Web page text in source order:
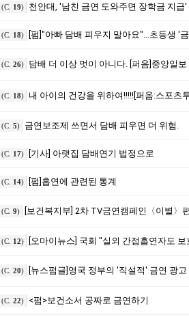
(C. 19) 천안대, '남친 금연 도와주면 장학금 지급'
(C. 18) [펌]"아빠 담배 피우지 말아요"…초등생 '금연 교육' 부모에 특효
(C. 26) 담배 더 이상 멋이 아니다. [퍼옴]중앙일보
(C. 18) 내 아이의 건강을 위하여!!!!![퍼옴:스포츠투데
(C. 5) 금연보조제 쓰면서 담배 피우면 더 위험.
(C. 17) [기사] 아랫집 담배연기 법정으로
(C. 14) [펌]흡연에 관련된 통계
(C. 9) [보건복지부] 2차 TV금연캠페인〈이별〉편 방영
(C. 12) [오마이뉴스] 국회 "실외 간접흡연자도 보
(C. 20) [뉴스펌글]영국 정부의 '직설적' 금연 광고 화제
(C. 22) <펌>보건소서 공짜로 금연하기